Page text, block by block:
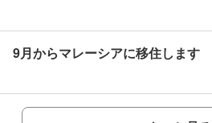
9月からマレーシアに移住します